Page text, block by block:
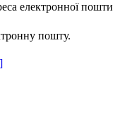
електронної пошти
пошту.